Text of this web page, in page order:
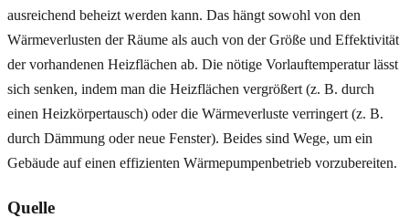
ausreichend beheizt werden kann. Das hängt sowohl von den
Wärmeverlusten der Räume als auch von der Größe und Effektivität
der vorhandenen Heizflächen ab. Die nötige Vorlauftemperatur lässt
sich senken, indem man die Heizflächen vergrößert (z. B. durch
einen Heizkörpertausch) oder die Wärmeverluste verringert (z. B.
durch Dämmung oder neue Fenster). Beides sind Wege, um ein
Gebäude auf einen effizienten Wärmepumpenbetrieb vorzubereiten.
Quelle